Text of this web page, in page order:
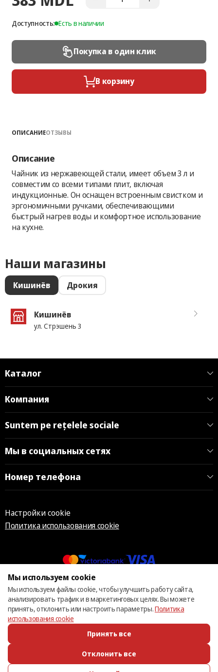
Доступность: Есть в наличии
Покупка в один клик
В корзину
ОПИСАНИЕОТЗЫВЫ
Описание
Чайник из нержавеющей стали, имеет объем 3 л и
совместим со всеми типами плит, включая
индукционные. Он оснащен встроенным свистком и
эргономичными ручками, обеспечивающими
быстрый нагрев воды и комфортное использование
на кухне.
Наши магазины
Кишинёв Дрокия
Кишинёв
ул. Стрэшень 3
Каталог
Компания
Suntem pe rețelele sociale
Мы в социальных сетях
Номер телефона
Настройки cookie
Политика использования cookie
© 2013 – 2026 ECOM
Мы используем cookie
Мы используем файлы cookie, чтобы улучшить работу сайта,
анализировать трафик и в маркетинговых целях. Вы можете
принять, отклонить или настроить параметры.Политика
использования cookie
Принять все
Отклонить все